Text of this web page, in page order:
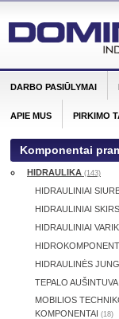
DARBO PASIŪLYMAI
APIE MUS PIRKIMO
Komponentai
HIDRAULIKA (143)
HIDRAULINIAI
HIDRAULINIAI
HIDRAULINIAI
HIDRAULINĖS
TEPALO AUŠINTUVAI
MOBILIOS
KOMPONENTAI (18)